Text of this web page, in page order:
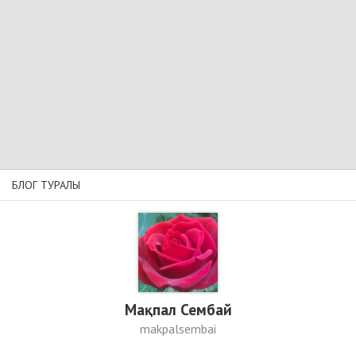
БЛОГ ТУРАЛЫ
Мақпал Сембай
makpalsembai